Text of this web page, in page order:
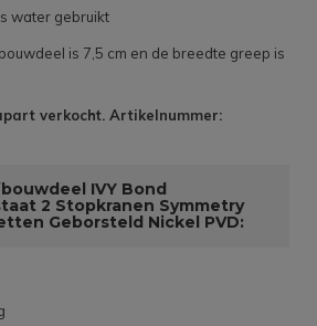
water gebruikt
is 7,5 cm en de breedte greep is
verkocht. Artikelnummer:
IVY Bond
2 Stopkranen Symmetry
Geborsteld Nickel PVD: